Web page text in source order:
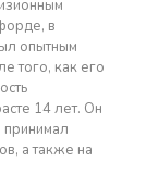
в
опытным
того, как его
14 лет. Он
а также на